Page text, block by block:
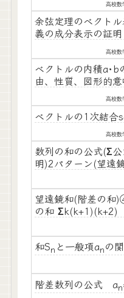
高校数
余弦定理のベクト
義の成分表示の証明
高校数
ベクトルの内積a･b
由、性質、図形的
高校数
ベクトルの1次結合
高校数
数列の和の公式(Σ
明)2パターン(望遠
望遠鏡和(階差の和
の和 Σk(k+1)(k+2)
和Sn と一般項anの
階差数列の公式 an